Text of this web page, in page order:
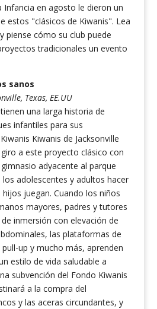
Infancia en agosto le dieron un
estos "clásicos de Kiwanis". Lea
piense cómo su club puede
tradicionales un evento
sanos
Texas, EE.UU
una larga historia de
infantiles para sus
Kiwanis de Jacksonville
a este proyecto clásico con
adyacente al parque
adolescentes y adultos hacer
juegan. Cuando los niños
mayores, padres y tutores
inmersión con elevación de
las plataformas de
up y mucho más, aprenden
estilo de vida saludable a
subvención del Fondo Kiwanis
a la compra del
y las aceras circundantes, y